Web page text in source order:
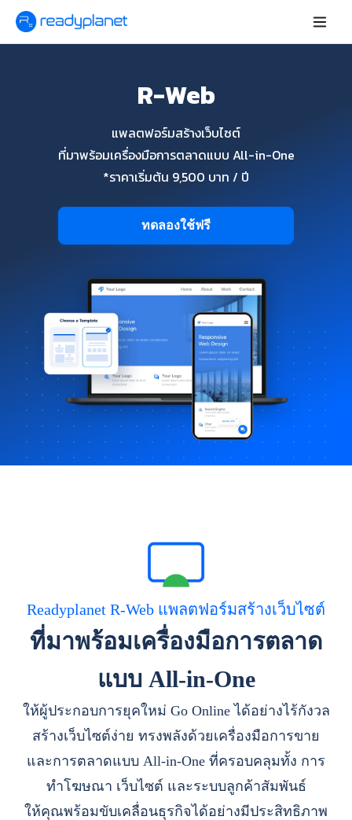
R-Web
แพลตฟอร์มสร้างเว็บไซต์
ที่มาพร้อมเครื่องมือการตลาดแบบ All-in-One
*ราคาเริ่มต้น 9,500 บาท / ปี
ทดลองใช้ฟรี
Readyplanet R-Web แพลตฟอร์มสร้างเว็บไซต์
ที่มาพร้อมเครื่องมือการตลาด
แบบ All-in-One
ให้ผู้ประกอบการยุคใหม่ Go Online ได้อย่างไร้กังวล
สร้างเว็บไซต์ง่าย ทรงพลังด้วยเครื่องมือการขาย
และการตลาดแบบ All-in-One ที่ครอบคลุมทั้ง การ
ทำโฆษณา เว็บไซต์ และระบบลูกค้าสัมพันธ์
ให้คุณพร้อมขับเคลื่อนธุรกิจได้อย่างมีประสิทธิภาพ